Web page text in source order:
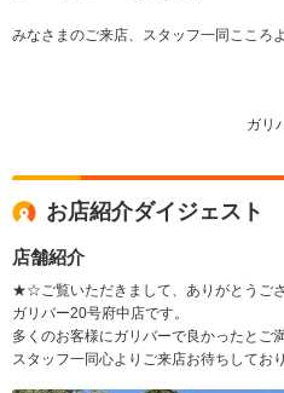
みなさまのご来店、スタッフ一同こころ
ガリ
お店紹介ダイジェスト
店舗紹介
★☆ご覧いただきまして、ありがとうご
ガリバー20号府中店です。
多くのお客様にガリバーで良かったとご
スタッフ一同心よりご来店お待ちしてお